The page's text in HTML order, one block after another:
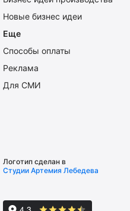
Новые бизнес идеи
Еще
Способы оплаты
Реклама
Для СМИ
Логотип сделан в
Студии Артемия Лебедева